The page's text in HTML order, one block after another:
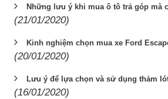
Những lưu ý khi mua ô tô trả góp mà
(21/01/2020)
Kinh nghiệm chọn mua xe Ford
(20/01/2020)
Lưu ý để lựa chọn và sử dụng thảm
(16/01/2020)